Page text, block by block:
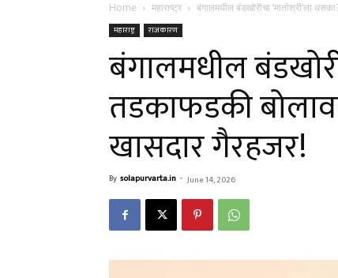
Home महाराष्ट्र बंगालमधील बंडखोरीचा ‘मातोश्री’ला
महाराष्ट्र राजकारण
बंगालमधील
तडकाफडकी
खासदार गैरहजर!
By solapurvarta.in - June 14, 2026